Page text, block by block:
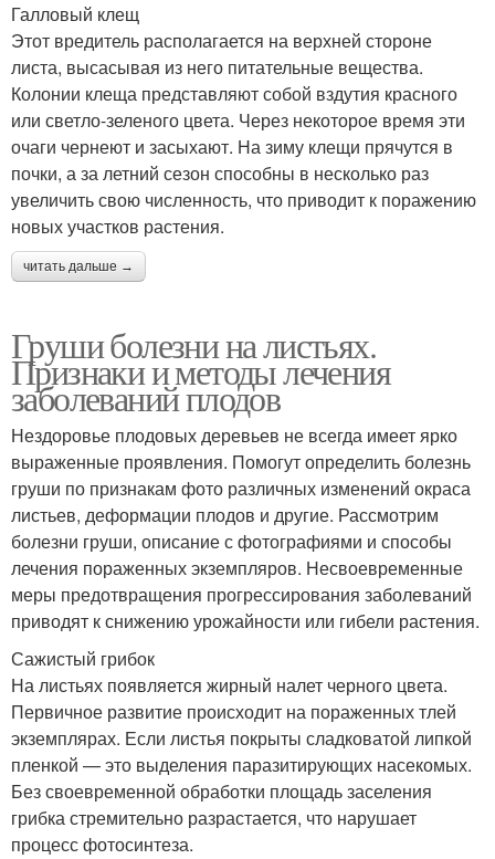
Галловый клещ
Этот вредитель располагается на верхней стороне
листа, высасывая из него питательные вещества.
Колонии клеща представляют собой вздутия красного
или светло-зеленого цвета. Через некоторое время эти
очаги чернеют и засыхают. На зиму клещи прячутся в
почки, а за летний сезон способны в несколько раз
увеличить свою численность, что приводит к поражению
новых участков растения.
читать дальше →
Груши болезни на листьях.
Признаки и методы лечения
заболеваний плодов
Нездоровье плодовых деревьев не всегда имеет ярко
выраженные проявления. Помогут определить болезнь
груши по признакам фото различных изменений окраса
листьев, деформации плодов и другие. Рассмотрим
болезни груши, описание с фотографиями и способы
лечения пораженных экземпляров. Несвоевременные
меры предотвращения прогрессирования заболеваний
приводят к снижению урожайности или гибели растения.
Сажистый грибок
На листьях появляется жирный налет черного цвета.
Первичное развитие происходит на пораженных тлей
экземплярах. Если листья покрыты сладковатой липкой
пленкой — это выделения паразитирующих насекомых.
Без своевременной обработки площадь заселения
грибка стремительно разрастается, что нарушает
процесс фотосинтеза.